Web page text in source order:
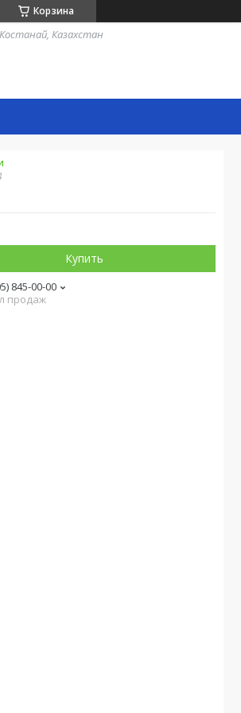
Корзина
Казахстан
Купить
845-00-00
продаж